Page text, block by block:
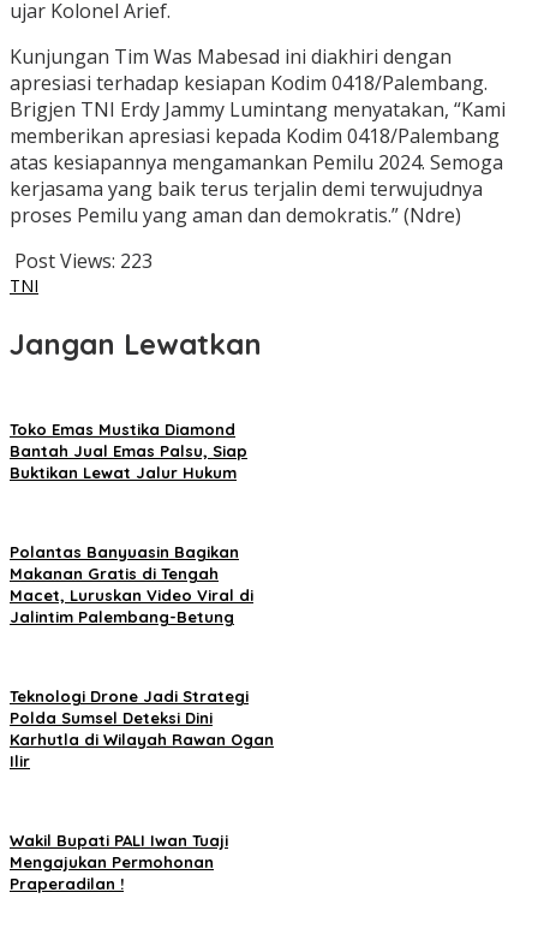
ujar Kolonel Arief.
Kunjungan Tim Was Mabesad ini diakhiri dengan
apresiasi terhadap kesiapan Kodim 0418/Palembang.
Brigjen TNI Erdy Jammy Lumintang menyatakan, “Kami
memberikan apresiasi kepada Kodim 0418/Palembang
atas kesiapannya mengamankan Pemilu 2024. Semoga
kerjasama yang baik terus terjalin demi terwujudnya
proses Pemilu yang aman dan demokratis.” (Ndre)
Post Views: 223
TNI
Jangan Lewatkan
Toko Emas Mustika Diamond
Bantah Jual Emas Palsu, Siap
Buktikan Lewat Jalur Hukum
Polantas Banyuasin Bagikan
Makanan Gratis di Tengah
Macet, Luruskan Video Viral di
Jalintim Palembang-Betung
Teknologi Drone Jadi Strategi
Polda Sumsel Deteksi Dini
Karhutla di Wilayah Rawan Ogan
Ilir
Wakil Bupati PALI Iwan Tuaji
Mengajukan Permohonan
Praperadilan !